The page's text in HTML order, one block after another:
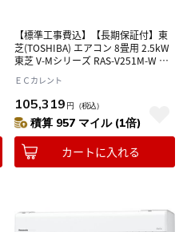
【標準工事費込】【長期保証付】東
芝(TOSHIBA) エアコン 8畳用 2.5kW
東芝 V-Mシリーズ RAS-V251M-W ホ
ＥＣカレント
105,319 円 （税込）
積算 957 マイル (1倍)
カートに入れる